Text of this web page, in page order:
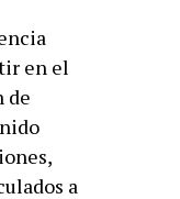
en el
de
a